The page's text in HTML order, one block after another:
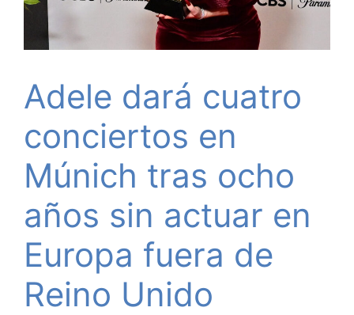
Adele dará cuatro
conciertos en
Múnich tras ocho
años sin actuar en
Europa fuera de
Reino Unido